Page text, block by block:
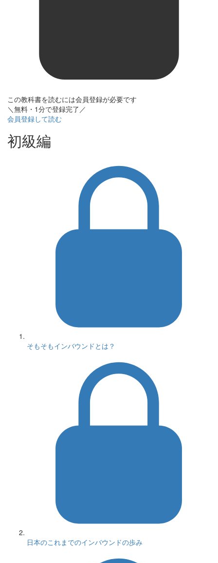
この教科書を読むには会員登録が必要です
＼無料・1分で登録完了／
会員登録して読む
初級編
そもそもインバウンドとは？
日本のこれまでのインバウンドの歩み